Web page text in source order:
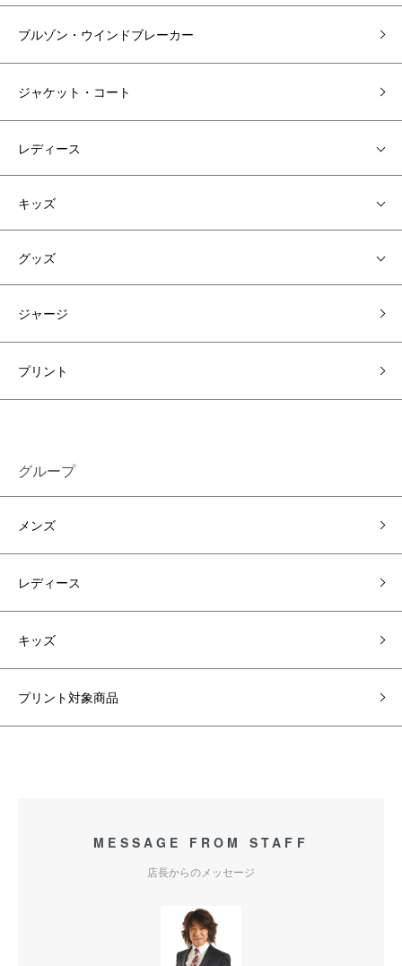
ブルゾン・ウインドブレーカー
ジャケット・コート
レディース
キッズ
グッズ
ジャージ
プリント
グループ
メンズ
レディース
キッズ
プリント対象商品
MESSAGE FROM STAFF
店長からのメッセージ